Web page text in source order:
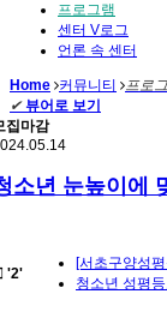
프로그램
센터 V로그
언론 속 센터
Home 커뮤니티
프로
✔ 뷰어로 보기
집마감
소년 눈높이에
'2'
[서초구양성
청소년 성평